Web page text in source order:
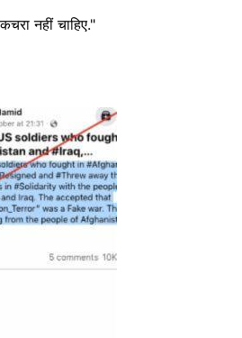
नहीं चाहिए."